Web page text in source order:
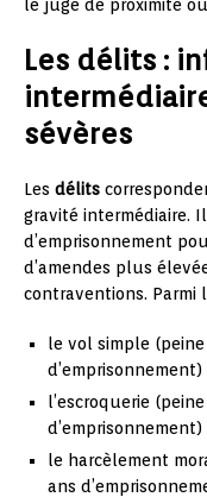
le juge de proximité
Les délits :
sévères
Les délits
gravité intermédiaire.
d’emprisonnement
d’amendes plus
contraventions. Parmi
le vol simple
d’emprisonnement)
l’escroquerie
d’emprisonnement)
le harcèlement
ans